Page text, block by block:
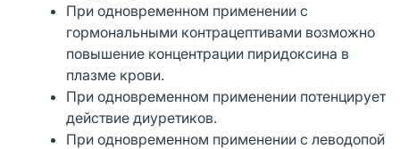
При одновременном применении с
гормональными контрацептивами возможно
повышение концентрации пиридоксина в
плазме крови.
При одновременном применении потенцирует
действие диуретиков.
При одновременном применении с леводопой